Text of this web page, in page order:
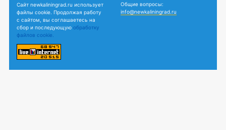
Сайт newkaliningrad.ru использует
файлы cookie. Продолжая работу
с сайтом, вы соглашаетесь на
сбор и последующую обработку
файлов cookie.
Общие вопросы:
info@newkaliningrad.ru